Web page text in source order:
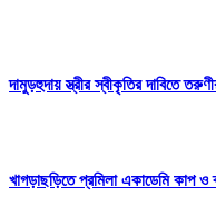
দামুড়হুদায় স্ত্রীর স্বীকৃতির দাবিতে
খাগড়াছড়িতে প্রমিলা একাডেমি কাপ ও